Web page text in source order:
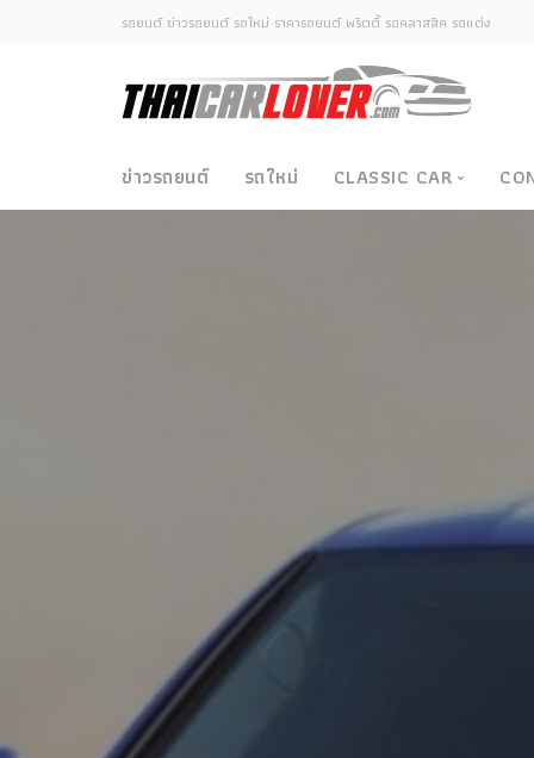
รถยนต์ ข่าวรถยนต์ รถใหม่ ราคารถยนต์ พริตตี้ รถคลาสสิค รถแต่ง
ข่าวรถยนต์ รถใหม่ CLASSIC CAR